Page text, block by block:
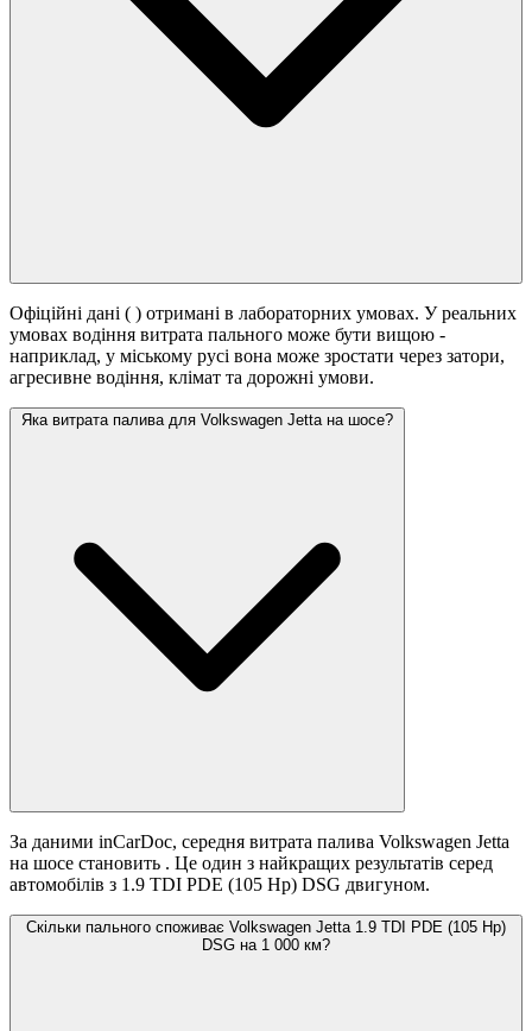
Офіційні дані ( ) отримані в лабораторних умовах. У реальних
умовах водіння витрата пального може бути вищою -
наприклад, у міському русі вона може зростати через затори,
агресивне водіння, клімат та дорожні умови.
Яка витрата палива для Volkswagen Jetta на шосе?
За даними inCarDoc, середня витрата палива Volkswagen Jetta
на шосе становить . Це один з найкращих результатів серед
автомобілів з 1.9 TDI PDE (105 Hp) DSG двигуном.
Скільки пального споживає Volkswagen Jetta 1.9 TDI PDE (105 Hp)
DSG на 1 000 км?